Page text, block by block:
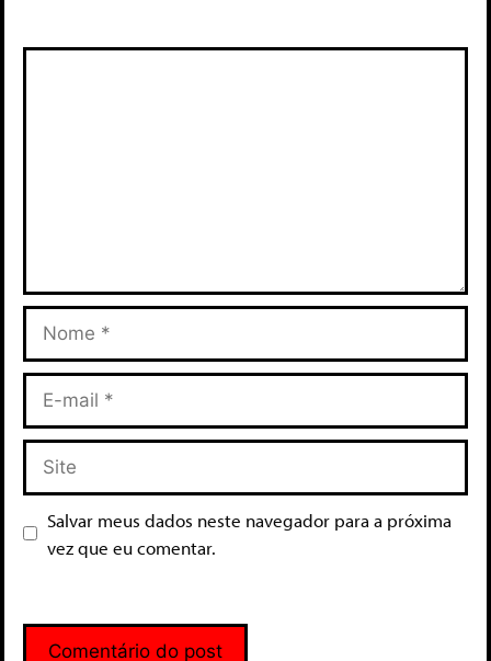
Salvar meus dados neste navegador para a próxima
vez que eu comentar.